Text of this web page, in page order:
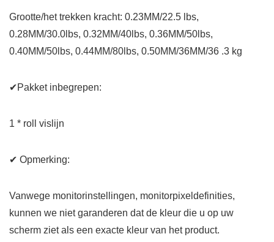
Grootte/het trekken kracht: 0.23MM/22.5 lbs,
0.28MM/30.0lbs, 0.32MM/40lbs, 0.36MM/50lbs,
0.40MM/50lbs, 0.44MM/80lbs, 0.50MM/36MM/36 .3 kg
✔Pakket inbegrepen:
1 * roll vislijn
✔ Opmerking:
Vanwege monitorinstellingen, monitorpixeldefinities,
kunnen we niet garanderen dat de kleur die u op uw
scherm ziet als een exacte kleur van het product.